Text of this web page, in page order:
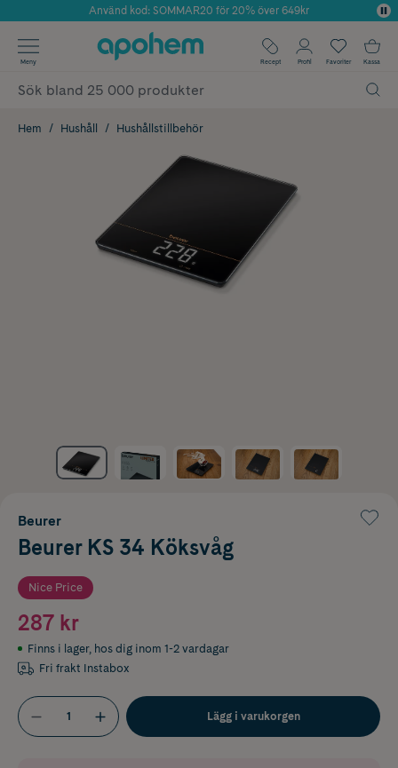
Årets Butik 2025 inom Skönhet
Använd kod: SOMMAR20 för 20% över 649kr
✓ Fri frakt
✓ Poäng på alla köp*
Meny Recept Profil Favoriter Kassa
Hem Hushåll Hushållstillbehör
Beurer
Beurer KS 34 Köksvåg
Nice Price
287 kr
Finns i lager, hos dig inom 1-2 vardagar
Fri frakt Instabox
Lägg i varukorgen